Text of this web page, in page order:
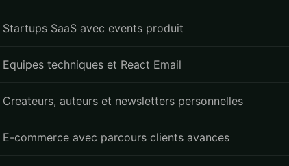
Startups SaaS avec events produit
Equipes techniques et React Email
Createurs, auteurs et newsletters personnelles
E-commerce avec parcours clients avances